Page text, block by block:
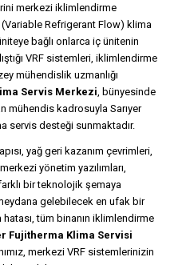
merkezi iklimlendirme
Refrigerant Flow) klima
bağlı onlarca iç ünitenin
VRF sistemleri, iklimlendirme
mühendislik uzmanlığı
Servis Merkezi , bünyesinde
mühendis kadrosuyla Sarıyer
servis desteği sunmaktadır.
yağ geri kazanım çevrimleri,
yönetim yazılımları,
bir teknolojik şemaya
gelebilecek en ufak bir
tüm binanın iklimlendirme
Fujitherma Klima Servisi
merkezi VRF sistemlerinizin